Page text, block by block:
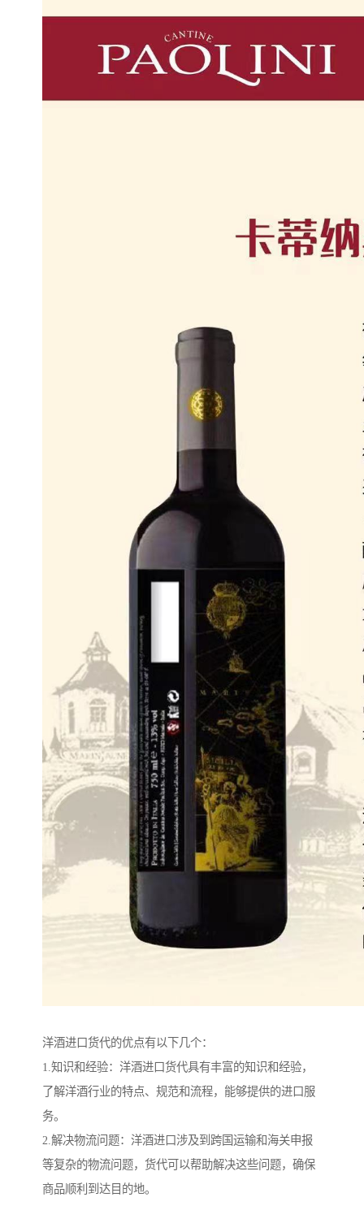
洋酒进口货代的优点有以下几个：
1.知识和经验：洋酒进口货代具有丰富的知识和经验，
了解洋酒行业的特点、规范和流程，能够提供的进口服
务。
2.解决物流问题：洋酒进口涉及到跨国运输和海关申报
等复杂的物流问题，货代可以帮助解决这些问题，确保
商品顺利到达目的地。